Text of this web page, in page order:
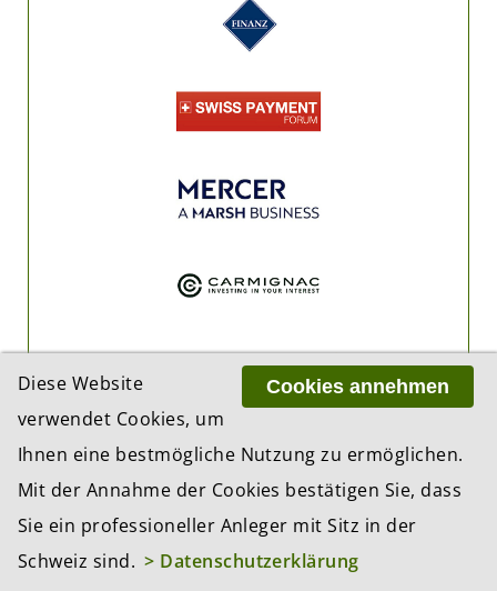
Cookies annehmen
Diese Website
verwendet Cookies, um
Ihnen eine bestmögliche Nutzung zu ermöglichen.
Mit der Annahme der Cookies bestätigen Sie, dass
Sie ein professioneller Anleger mit Sitz in der
Schweiz sind. > Datenschutzerklärung